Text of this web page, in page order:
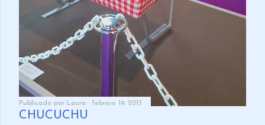
Publicado por Laura febrero 19, 2013
CHUCUCHÚ